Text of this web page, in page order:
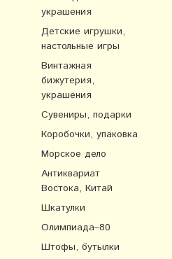
украшения
Детские игрушки,
настольные игры
Винтажная
бижутерия,
украшения
Сувениры, подарки
Коробочки, упаковка
Морское дело
Антиквариат
Востока, Китай
Шкатулки
Олимпиада–80
Штофы, бутылки